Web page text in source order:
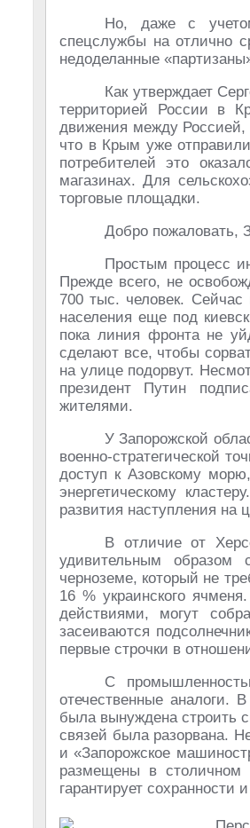
Но, даже с
спецслужбы на отлично
недоделанные
Как утверждает
территорией России в
движения между Россией,
что в Крым уже
потребителей это
магазинах. Для
торговые площадки.
Добро пожаловать,
Простым процесс
Прежде всего, не
700 тыс. человек.
населения еще под
пока линия фронта не
сделают все, чтобы
на улице подорвут.
президент Путин
жителями.
У Запорожской
военно-стратегической
доступ к Азовскому
энергетическому
развития наступления на
В отличие от
удивительным образом
черноземе, который не
16 % украинского
действиями, могут
засеиваются
первые строчки в
С
отечественные аналоги.
была вынуждена строить
связей была разорвана.
и «Запорожское
размещены в
гарантирует сохранности